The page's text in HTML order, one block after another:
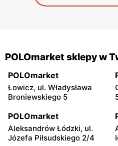
POLOmarket sklepy w
POLOmarket
Łowicz, ul. Władysława
Broniewskiego 5
POLOmarket
Aleksandrów Łódzki, ul.
Józefa Piłsudskiego 2/4